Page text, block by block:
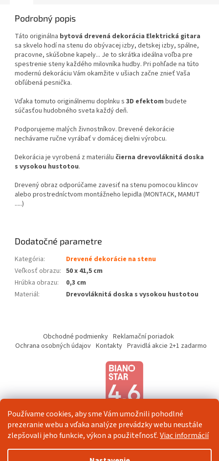
Používame cookies, aby sme Vám umožnili pohodlné
prezeranie webu a vďaka analýze prevádzky webu neustále
zlepšovali jeho funkcie, výkon a použiteľnosť.Viac informácií
Podrobný popis
Táto originálna bytová drevená dekorácia Elektrická gitara
sa skvelo hodí na stenu do obývacej izby, detskej izby, spálne,
pracovne, skúšobne kapely... Je to skrátka ideálna voľba pre
spestrenie steny každého milovníka hudby. Pri pohľade na túto
modernú dekoráciu Vám okamžite v ušiach začne znieť Vaša
obľúbená pesnička.
Vďaka tomuto originálnemu doplnku s 3D efektom budete
súčasťou hudobného sveta každý deň.
Podporujeme malých živnostníkov. Drevené dekorácie
nechávame ručne vyrábať v domácej dielni výrobcu.
Dekorácia je vyrobená z materiálu čierna drevovláknitá doska
s vysokou hustotou.
Drevený obraz odporúčame zavesiť na stenu pomocou klincov
alebo prostredníctvom montážneho lepidla (MONTACK, MAMUT
.....)
Dodatočné parametre
Kategória:
Drevené dekorácie na stenu
Veľkosť obrazu: 50 x 41,5 cm
Hrúbka obrazu:
0,3 cm
Materiál: Drevovláknitá doska s vysokou hustotou
Obchodné podmienky Reklamační poriadok
Ochrana osobných údajov Kontakty Pravidlá akcie 2+1 zadarmo